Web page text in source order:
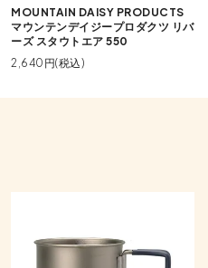
MOUNTAIN DAISY PRODUCTS
マウンテンデイジープロダクツ リバ
ーズ スタウトエア 550
2,640円(税込)